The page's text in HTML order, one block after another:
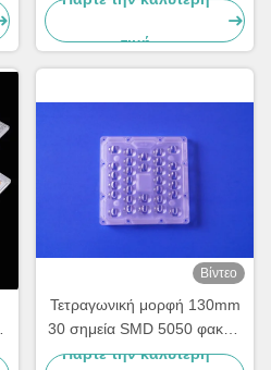
Roadway Lighting Optics
Κατασκευαστής
τιμή
Βίντεο
Τετραγωνική μορφή 130mm
30 σημεία SMD 5050 φακών
φωτεινών σηματοδοτών των
Πάρτε την καλύτερη